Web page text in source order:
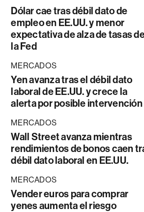
Dólar cae tras débil dato de
empleo en EE.UU. y menor
expectativa de alza de tasas
la Fed
MERCADOS
Yen avanza tras el débil dato
laboral de EE.UU. y crece la
alerta por posible intervención
MERCADOS
Wall Street avanza mientras
rendimientos de bonos caen
débil dato laboral en EE.UU.
MERCADOS
Vender euros para comprar
yenes aumenta el riesgo